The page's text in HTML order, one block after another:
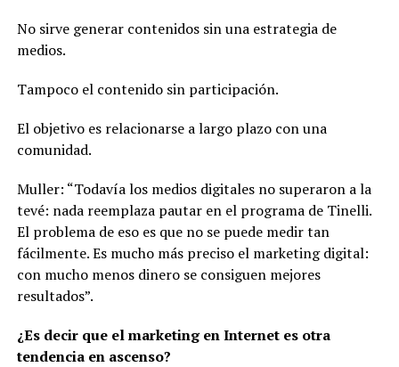
No sirve generar contenidos sin una estrategia de
medios.
Tampoco el contenido sin participación.
El objetivo es relacionarse a largo plazo con una
comunidad.
Muller: “Todavía los medios digitales no superaron a la
tevé: nada reemplaza pautar en el programa de Tinelli.
El problema de eso es que no se puede medir tan
fácilmente. Es mucho más preciso el marketing digital:
con mucho menos dinero se consiguen mejores
resultados”.
¿Es decir que el marketing en Internet es otra
tendencia en ascenso?